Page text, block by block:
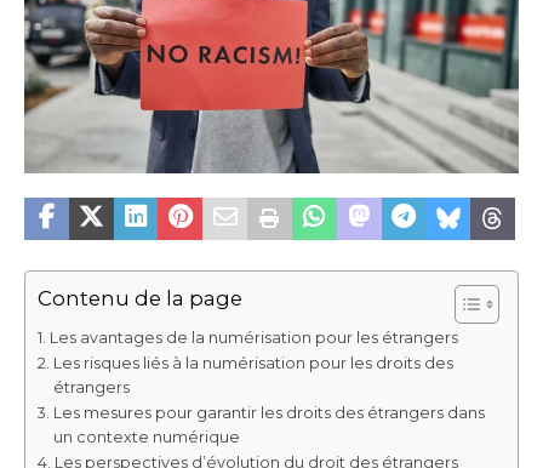
Contenu de la page
Les avantages de la numérisation pour les étrangers
Les risques liés à la numérisation pour les droits des
étrangers
Les mesures pour garantir les droits des étrangers dans
un contexte numérique
Les perspectives d’évolution du droit des étrangers